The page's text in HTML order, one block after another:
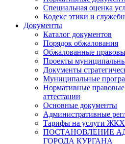
Специальная оценка
Кодекс этики и
Документы
Каталог документов
Порядок обжалования
Обжалованные
Проекты
Документы
Муниципальные
Нормативные
аттестации
Основные документы
Административные
Тарифы на услуги ЖКХ
ПОСТАНОВЛЕНИЕ
ГОРОДА КУРГАНА